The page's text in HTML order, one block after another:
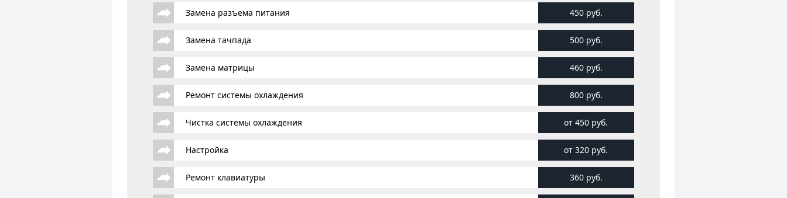
Замена разъема питания 450 руб.
Замена тачпада 500 руб.
Замена матрицы 460 руб.
Ремонт системы охлаждения 800 руб.
Чистка системы охлаждения от 450 руб.
Настройка от 320 руб.
Ремонт клавиатуры 360 руб.